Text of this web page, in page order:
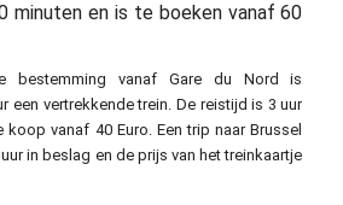
minuten en is te boeken vanaf 60
bestemming vanaf Gare du Nord is
een vertrekkende trein. De reistijd is 3 uur
vanaf 40 Euro. Een trip naar Brussel
in beslag en de prijs van het treinkaartje